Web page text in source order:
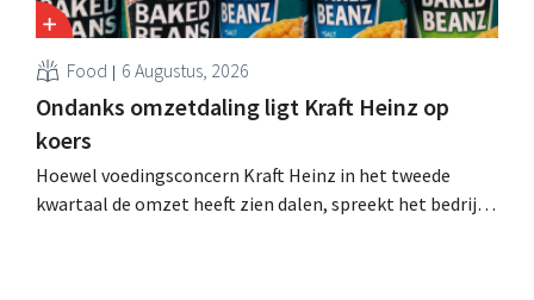
Food 6 Augustus, 2026
Ondanks omzetdaling ligt Kraft Heinz op
koers
Hoewel voedingsconcern Kraft Heinz in het tweede
kwartaal de omzet heeft zien dalen, spreekt het bedrijf